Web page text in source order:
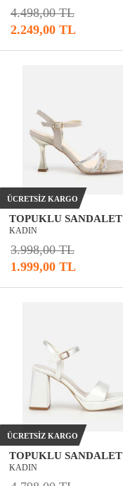
4.498,00 TL
2.249,00 TL
TOPUKLU SANDALET
KADIN
3.998,00 TL
1.999,00 TL
ÜCRETSIZ KARGO
TOPUKLU SANDALET
KADIN
ÜCRETSIZ KARGO